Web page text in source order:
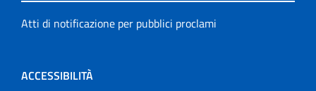
Atti di notificazione per pubblici proclami
ACCESSIBILITÀ